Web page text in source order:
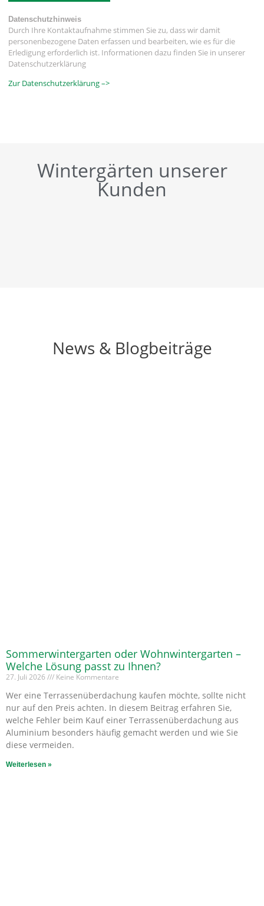
Datenschutzhinweis
Durch Ihre Kontaktaufnahme stimmen Sie zu, dass wir damit
personenbezogene Daten erfassen und bearbeiten, wie es für die
Erledigung erforderlich ist. Informationen dazu finden Sie in unserer
Datenschutzerklärung
Zur Datenschutzerklärung –>
Wintergärten unserer
Kunden
News & Blogbeiträge
Sommerwintergarten oder Wohnwintergarten –
Welche Lösung passt zu Ihnen?
27. Juli 2026 Keine Kommentare
Wer eine Terrassenüberdachung kaufen möchte, sollte nicht
nur auf den Preis achten. In diesem Beitrag erfahren Sie,
welche Fehler beim Kauf einer Terrassenüberdachung aus
Aluminium besonders häufig gemacht werden und wie Sie
diese vermeiden.
Weiterlesen »